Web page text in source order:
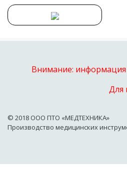
Внимание: информация
Для
© 2018 OOO ПТО «МЕДТЕХНИКА»
Производство медицинских